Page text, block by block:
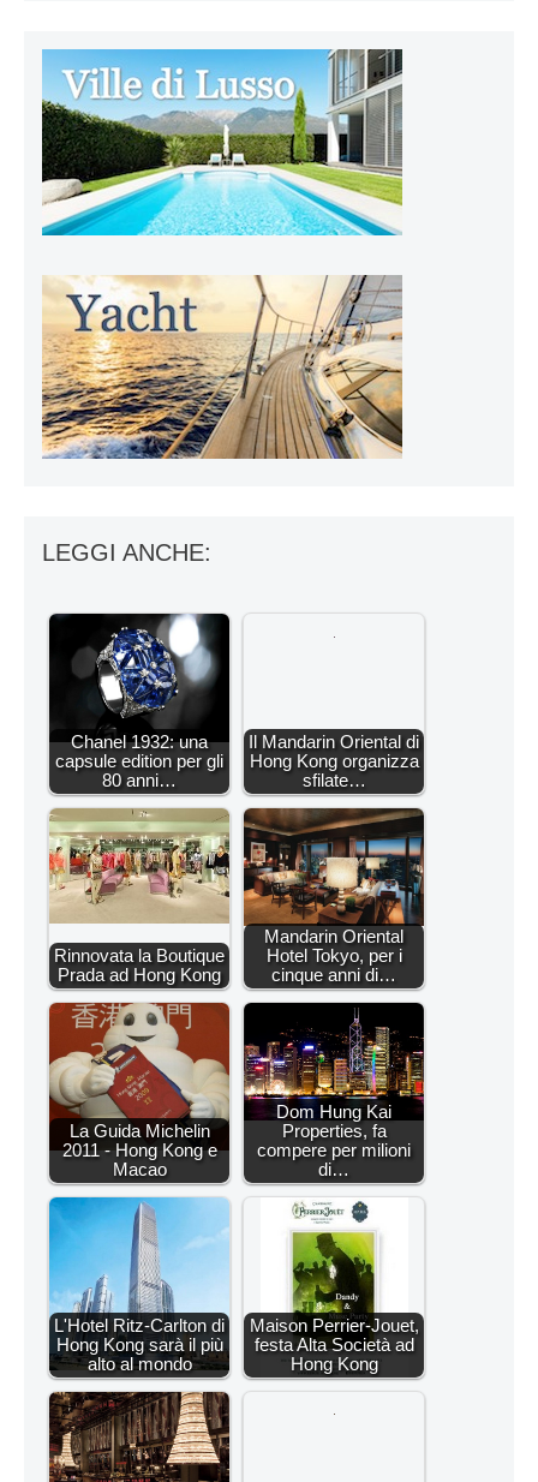
LEGGI ANCHE:
Chanel 1932: una
capsule edition per gli
80 anni…
Il Mandarin Oriental di
Hong Kong organizza
sfilate…
Rinnovata la Boutique
Prada ad Hong Kong
Mandarin Oriental
Hotel Tokyo, per i
cinque anni di…
La Guida Michelin
2011 - Hong Kong e
Macao
Dom Hung Kai
Properties, fa
compere per milioni
di…
L'Hotel Ritz-Carlton di
Hong Kong sarà il più
alto al mondo
Maison Perrier-Jouet,
festa Alta Società ad
Hong Kong